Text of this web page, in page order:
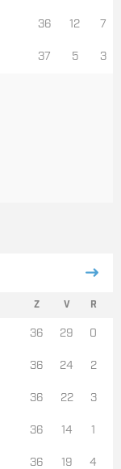
36 12 7
37 5 3
Z V R
36 29 0
36 24 2
36 22 3
36 14 1
36 19 4